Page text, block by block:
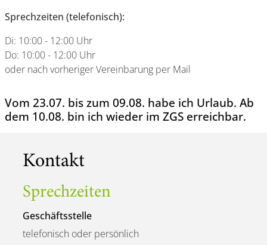
Sprechzeiten (telefonisch):
Di: 10:00 - 12:00 Uhr
Do: 10:00 - 12:00 Uhr
oder nach vorheriger Vereinbarung per Mail
Vom 23.07. bis zum 09.08. habe ich Urlaub. Ab
dem 10.08. bin ich wieder im ZGS erreichbar.
Kontakt
Sprechzeiten
Geschäftsstelle
telefonisch oder persönlich